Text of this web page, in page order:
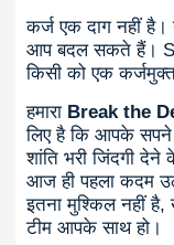
कर्ज एक दाग नहीं है।
आप बदल सकते हैं।
किसी को एक
हमारा Break the
लिए है कि आपके सपने
शांति भरी जिंदगी
आज ही पहला कदम
इतना मुश्किल नहीं
टीम आपके साथ हो।